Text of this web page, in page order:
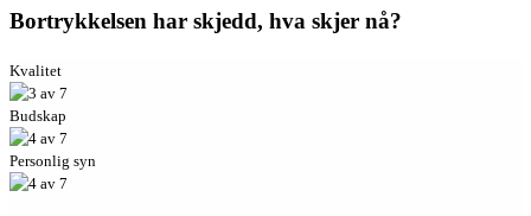
Bortrykkelsen har skjedd, hva skjer nå?
Kvalitet
Budskap
Personlig syn